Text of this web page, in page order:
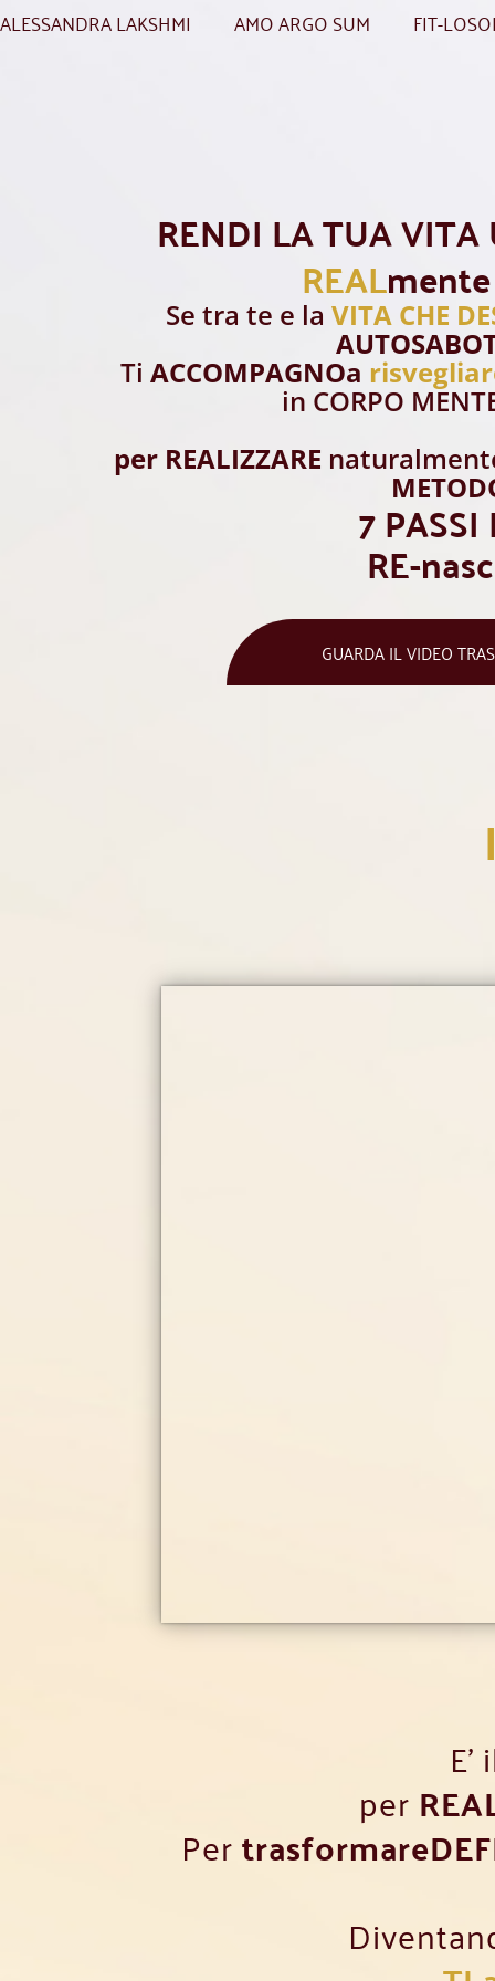
ALESSANDRA LAKSHMI AMO ARGO SUM FIT-
RENDI LA TUA VITA
REALmente
Se tra te e la VITA CHE
Ti ACCOMPAGNOa
in CORPO
per REALIZZARE
7 PASSI
RE-
GUARDA IL VIDEO
E'
per
Per